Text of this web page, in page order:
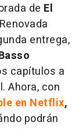
de El
entrega,
capítulos a
Ahora, con
en Netflix,
podrán